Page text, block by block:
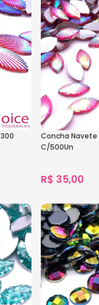
Concha Navete
C/500Un
R$ 35,00
Ver Opções